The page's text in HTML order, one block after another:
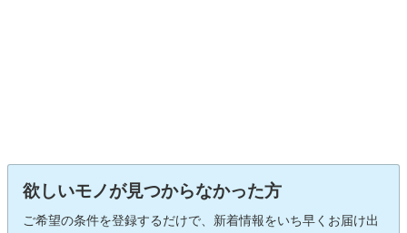
欲しいモノが見つからなかった方
ご希望の条件を登録するだけで、新着情報をいち早くお届け出